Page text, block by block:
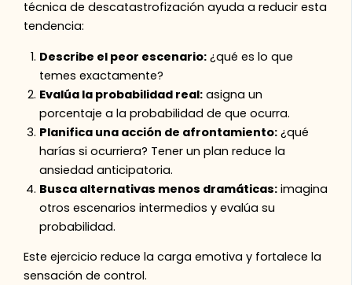
técnica de descatastrofización ayuda a reducir esta
tendencia:
Describe el peor escenario: ¿qué es lo que
temes exactamente?
Evalúa la probabilidad real: asigna un
porcentaje a la probabilidad de que ocurra.
Planifica una acción de afrontamiento: ¿qué
harías si ocurriera? Tener un plan reduce la
ansiedad anticipatoria.
Busca alternativas menos dramáticas: imagina
otros escenarios intermedios y evalúa su
probabilidad.
Este ejercicio reduce la carga emotiva y fortalece la
sensación de control.